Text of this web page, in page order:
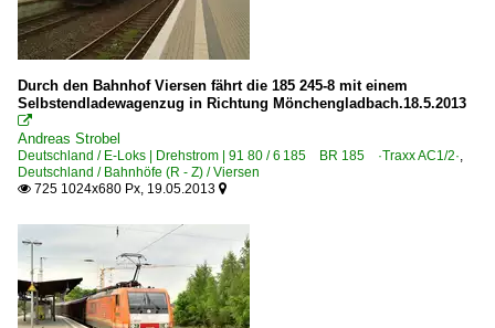
Durch den Bahnhof Viersen fährt die 185 245-8 mit einem
Selbstendladewagenzug in Richtung Mönchengladbach.18.5.2013

Andreas Strobel
Deutschland / E-Loks | Drehstrom | 91 80 / 6 185 BR 185 ·Traxx AC1/2·,
Deutschland / Bahnhöfe (R - Z) / Viersen
 725 1024x680 Px, 19.05.2013 